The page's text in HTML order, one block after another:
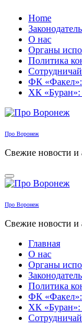
Перейти
содержанию
Home
О нас
Органы
Политика
ФК
ХК «Буран»:
Про Воронеж
Свежие новости и
Про Воронеж
Свежие новости и
Главная
О нас
Органы
Политика
ФК
ХК «Буран»: